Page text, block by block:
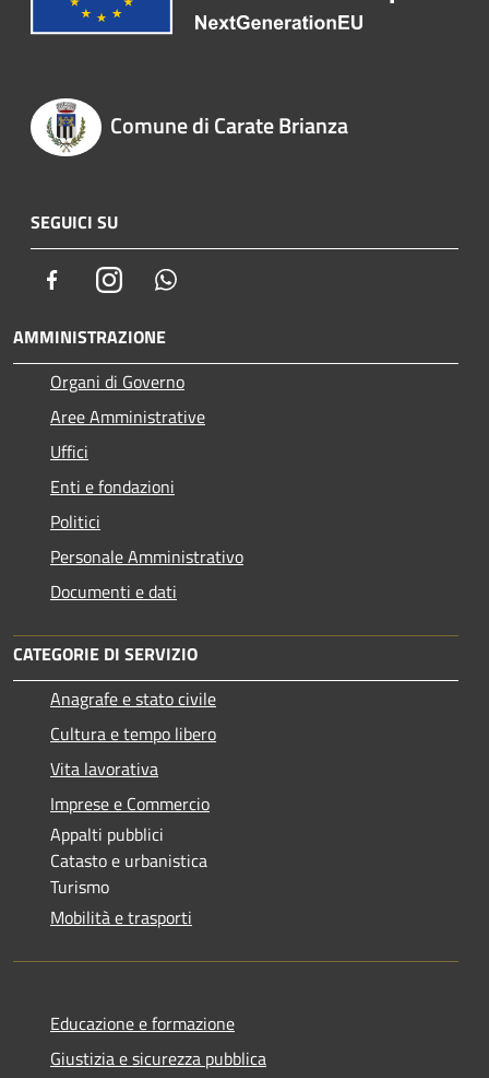
Comune di Carate Brianza
SEGUICI SU
FacebookInstagram
AMMINISTRAZIONE
Organi di Governo
Aree Amministrative
Uffici
Enti e fondazioni
Politici
Personale Amministrativo
Documenti e dati
CATEGORIE DI SERVIZIO
Anagrafe e stato civile
Cultura e tempo libero
Vita lavorativa
Imprese e Commercio
Appalti pubblici
Catasto e urbanistica
Turismo
Mobilità e trasporti
Educazione e formazione
Giustizia e sicurezza pubblica